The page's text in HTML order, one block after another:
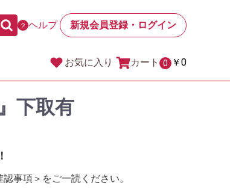
？ ヘルプ 新規会員登録・ログイン
お気に入り カート 0 ￥0
下取有
事項＞をご一読ください。